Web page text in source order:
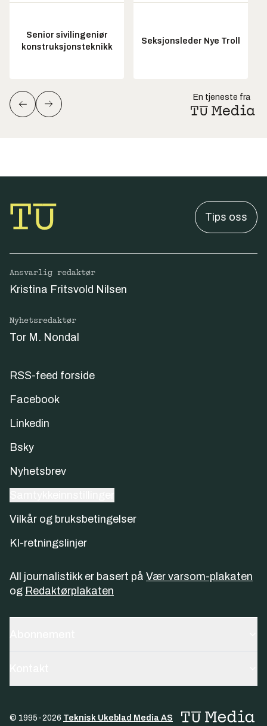
Senior sivilingeniør
konstruksjonsteknikk
Seksjonsleder Nye Troll
En tjeneste fra
Tips oss
Ansvarlig redaktør
Kristina Fritsvold Nilsen
Nyhetsredaktør
Tor M. Nondal
RSS-feed forside
Facebook
Linkedin
Bsky
Nyhetsbrev
Vilkår og bruksbetingelser
KI-retningslinjer
All journalistikk er basert på Vær varsom-plakaten
og Redaktørplakaten
© 1995-2026 Teknisk Ukeblad Media AS